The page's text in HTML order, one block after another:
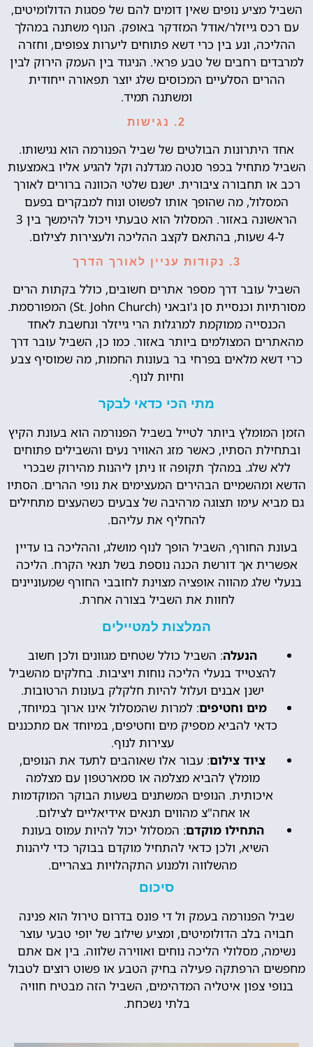
השביל מציע נופים שאין דומים להם של פסגות הדולומיטים,
עם רכס גייזלר/אודל המזדקר באופק. הנוף משתנה במהלך
ההליכה, ונע בין כרי דשא פתוחים ליערות צפופים, וחזרה
למרבדים רחבים של טבע פראי. הניגוד בין העמק הירוק לבין
ההרים הסלעיים המכוסים שלג יוצר תפאורה ייחודית
ומשתנה תמיד.
2. נגישות
אחד היתרונות הבולטים של שביל הפנורמה הוא נגישותו.
השביל מתחיל בכפר סנטה מגדלנה וקל להגיע אליו באמצעות
רכב או תחבורה ציבורית. ישנם שלטי הכוונה ברורים לאורך
המסלול, מה שהופך אותו לפשוט ונוח למבקרים בפעם
הראשונה באזור. המסלול הוא טבעתי ויכול להימשך בין 3
ל-4 שעות, בהתאם לקצב ההליכה ולעצירות לצילום.
3. נקודות עניין לאורך הדרך
השביל עובר דרך מספר אתרים חשובים, כולל בקתות הרים
מסורתיות וכנסיית סן ג'ובאני (St. John Church) המפורסמת.
הכנסייה ממוקמת למרגלות הרי גייזלר ונחשבת לאחד
מהאתרים המצולמים ביותר באזור. כמו כן, השביל עובר דרך
כרי דשא מלאים בפרחי בר בעונות החמות, מה שמוסיף צבע
וחיות לנוף.
מתי הכי כדאי לבקר
הזמן המומלץ ביותר לטייל בשביל הפנורמה הוא בעונת הקיץ
ובתחילת הסתיו, כאשר מזג האוויר נעים והשבילים פתוחים
ללא שלג. במהלך תקופה זו ניתן ליהנות מהירוק שבכרי
הדשא ומהשמיים הבהירים המעצימים את נופי ההרים. הסתיו
גם מביא עימו תצוגה מרהיבה של צבעים כשהעצים מתחילים
להחליף את עליהם.
בעונת החורף, השביל הופך לנוף מושלג, וההליכה בו עדיין
אפשרית אך דורשת הכנה נוספת בשל תנאי הקרח. הליכה
בנעלי שלג מהווה אופציה מצוינת לחובבי החורף שמעוניינים
לחוות את השביל בצורה אחרת.
המלצות למטיילים
הנעלה: השביל כולל שטחים מגוונים ולכן חשוב
להצטייד בנעלי הליכה נוחות ויציבות. בחלקים מהשביל
ישנן אבנים ועלול להיות חלקלק בעונות הרטובות.
מים וחטיפים: למרות שהמסלול אינו ארוך במיוחד,
כדאי להביא מספיק מים וחטיפים, במיוחד אם מתכננים
עצירות לנוף.
ציוד צילום: עבור אלו שאוהבים לתעד את הנופים,
מומלץ להביא מצלמה או סמארטפון עם מצלמה
איכותית. הנופים המשתנים בשעות הבוקר המוקדמות
או אחה"צ מהווים תנאים אידיאליים לצילום.
התחילו מוקדם: המסלול יכול להיות עמוס בעונת
השיא, ולכן כדאי להתחיל מוקדם בבוקר כדי ליהנות
מהשלווה ולמנוע התקהלויות בצהריים.
סיכום
שביל הפנורמה בעמק ול די פונס בדרום טירול הוא פנינה
חבויה בלב הדולומיטים, ומציע שילוב של יופי טבעי עוצר
נשימה, מסלולי הליכה נוחים ואווירה שלווה. בין אם אתם
מחפשים הרפתקה פעילה בחיק הטבע או פשוט רוצים לטבול
בנופי צפון איטליה המדהימים, השביל הזה מבטיח חוויה
בלתי נשכחת.